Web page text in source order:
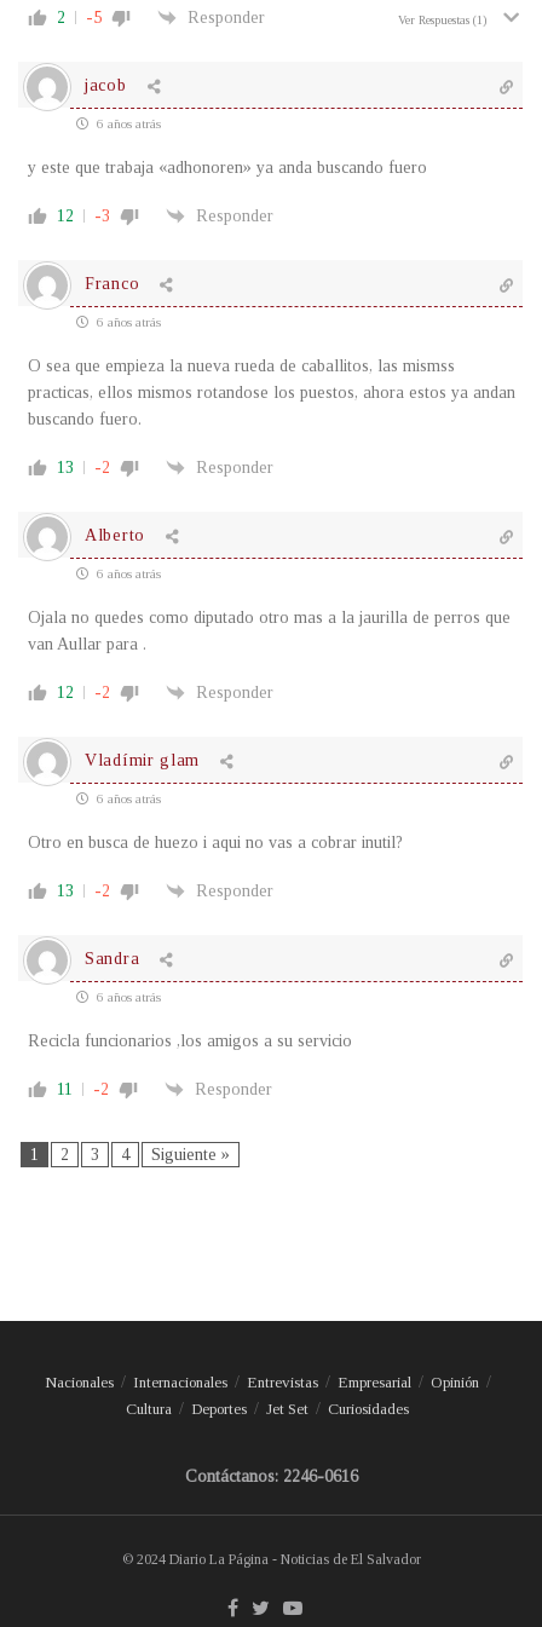
2 -5 Responder Ver Respuestas (1)
jacob
6 años atrás
y este que trabaja «adhonoren» ya anda buscando fuero
12 -3 Responder
Franco
6 años atrás
O sea que empieza la nueva rueda de caballitos, las mismss
practicas, ellos mismos rotandose los puestos, ahora estos ya andan
buscando fuero.
13 -2 Responder
Alberto
6 años atrás
Ojala no quedes como diputado otro mas a la jaurilla de perros que
van Aullar para .
12 -2 Responder
Vladímir glam
6 años atrás
Otro en busca de huezo i aqui no vas a cobrar inutil?
13 -2 Responder
Sandra
6 años atrás
Recicla funcionarios ,los amigos a su servicio
11 -2 Responder
1 2 3 4 Siguiente »
Nacionales Internacionales Entrevistas Empresarial
Opinión
Cultura
Deportes Jet Set Curiosidades
Contáctanos: 2246-0616
© 2024 Diario La Página - Noticias de El Salvador